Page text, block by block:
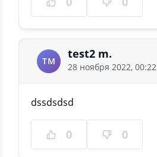
TM
test2 m.
28 ноября 2022, 00:22
dssdsdsd
0 0